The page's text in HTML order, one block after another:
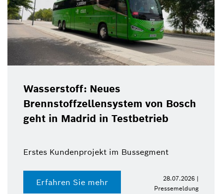
Wasserstoff: Neues
Brennstoffzellensystem von Bosch
geht in Madrid in Testbetrieb
Erstes Kundenprojekt im Bussegment
Erfahren Sie mehr
28.07.2026 |
Pressemeldung